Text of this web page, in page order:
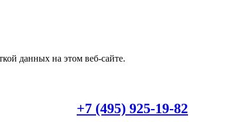
данных на этом веб-сайте.
+7 (495) 925-19-82